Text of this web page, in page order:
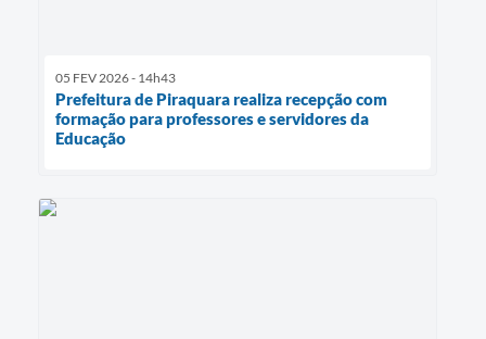
05 FEV 2026 - 14h43
Prefeitura de Piraquara realiza recepção com
formação para professores e servidores da
Educação